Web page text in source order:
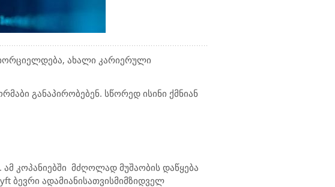
ახალი კარიერული
განაპირობებენ. სწორედ ისინი ქმნიან
კოპანიებში მძღოლად მუშაობის დაწყება
ბევრი ადამიანისათვისმიმზიდველ